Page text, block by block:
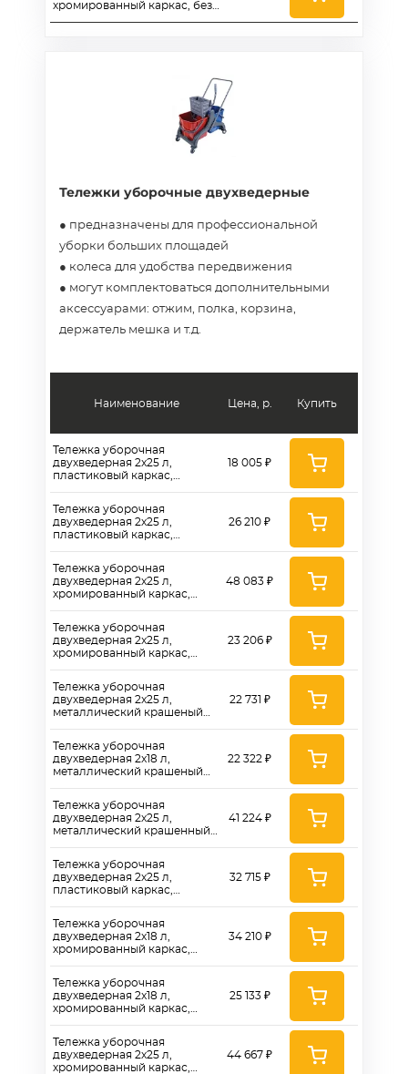
хромированный каркас, без
Тележки уборочные двухведерные
● предназначены для профессиональной
уборки больших площадей
● колеса для удобства передвижения
● могут комплектоваться дополнительными
аксессуарами: отжим, полка, корзина,
держатель мешка и т.д.
Наименование
Тележка уборочная
двухведерная 2x25 л,
пластиковый каркас,
Тележка уборочная
двухведерная 2х25 л,
пластиковый каркас,
Тележка уборочная
двухведерная 2х25 л,
хромированный каркас,
Тележка уборочная
двухведерная 2x25 л,
хромированный каркас,
Тележка уборочная
двухведерная 2x25 л,
металлический крашеный
Тележка уборочная
двухведерная 2x18 л,
металлический крашеный
Тележка уборочная
двухведерная 2х25 л,
металлический крашенный
CK755
Тележка уборочная
двухведерная 2х25 л,
пластиковый каркас,
Тележка уборочная
двухведерная 2х18 л,
хромированный каркас,
Тележка уборочная
двухведерная 2x18 л,
хромированный каркас,
Тележка уборочная
двухведерная 2х25 л,
хромированный каркас,
Цена, р.
18 005 ₽
26 210 ₽
48 083 ₽
23 206 ₽
22 731 ₽
22 322 ₽
41 224 ₽
32 715 ₽
34 210 ₽
25 133 ₽
44 667 ₽
Купить